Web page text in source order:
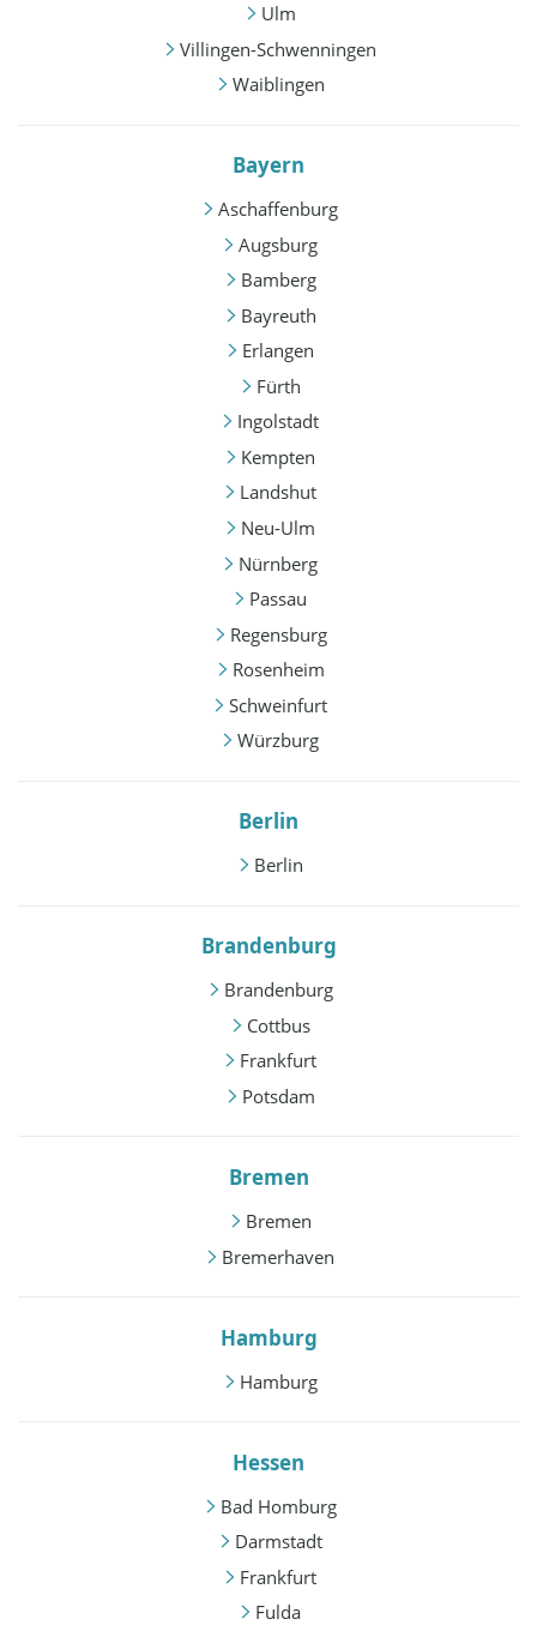
Ulm
Villingen-Schwenningen
Waiblingen
Bayern
Aschaffenburg
Augsburg
Bamberg
Bayreuth
Erlangen
Fürth
Ingolstadt
Kempten
Landshut
Neu-Ulm
Nürnberg
Passau
Regensburg
Rosenheim
Schweinfurt
Würzburg
Berlin
Berlin
Brandenburg
Brandenburg
Cottbus
Frankfurt
Potsdam
Bremen
Bremen
Bremerhaven
Hamburg
Hamburg
Hessen
Bad Homburg
Darmstadt
Frankfurt
Fulda